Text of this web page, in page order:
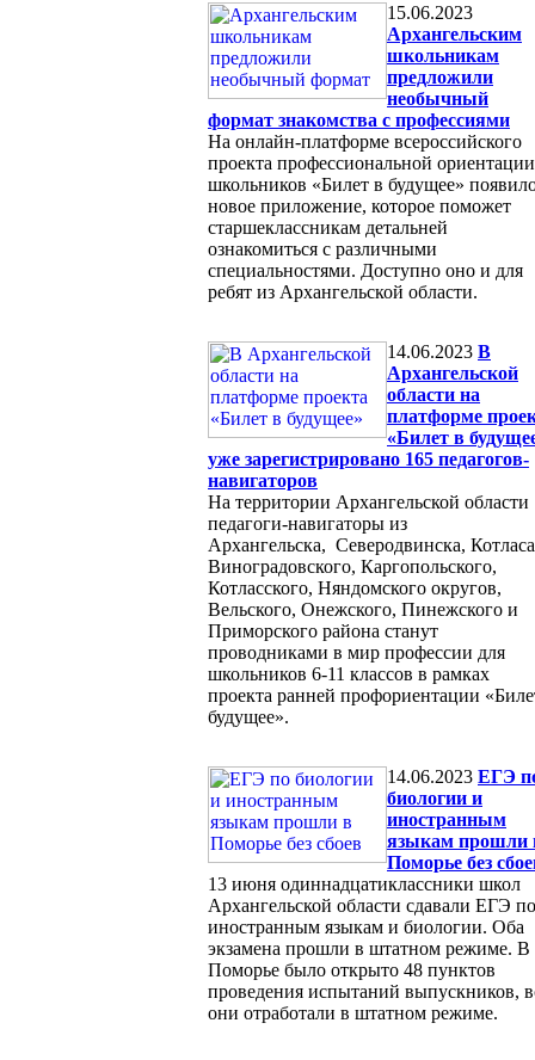
15.06.2023
Архангельским
школьникам
предложили
необычный
формат знакомства с профессиями
На онлайн-платформе всероссийского
проекта профессиональной ориентации
школьников «Билет в будущее»
новое приложение, которое поможет
старшеклассникам детальней
ознакомиться с различными
специальностями. Доступно оно и для
ребят из Архангельской области.
14.06.2023 В
Архангельской
области на
платформе
«Билет в
уже зарегистрировано 165 педагогов-
навигаторов
На территории Архангельской области
педагоги-навигаторы из
Архангельска, Северодвинска,
Виноградовского, Каргопольского,
Котласского, Няндомского округов,
Вельского, Онежского, Пинежского и
Приморского района станут
проводниками в мир профессии для
школьников 6-11 классов в рамках
проекта ранней профориентации
будущее».
14.06.2023 ЕГЭ
биологии и
иностранным
языкам прошли
Поморье без
13 июня одиннадцатиклассники школ
Архангельской области сдавали ЕГЭ по
иностранным языкам и биологии. Оба
экзамена прошли в штатном режиме. В
Поморье было открыто 48 пунктов
проведения испытаний выпускников,
они отработали в штатном режиме.